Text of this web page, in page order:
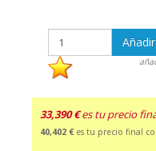
33,390 € es tu precio
40,402 € es tu precio final